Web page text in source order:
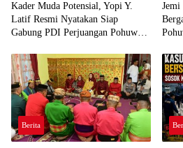
Kader Muda Potensial, Yopi Y.
Latif Resmi Nyatakan Siap
Gabung PDI Perjuangan Pohuwato
Jemi
Berita